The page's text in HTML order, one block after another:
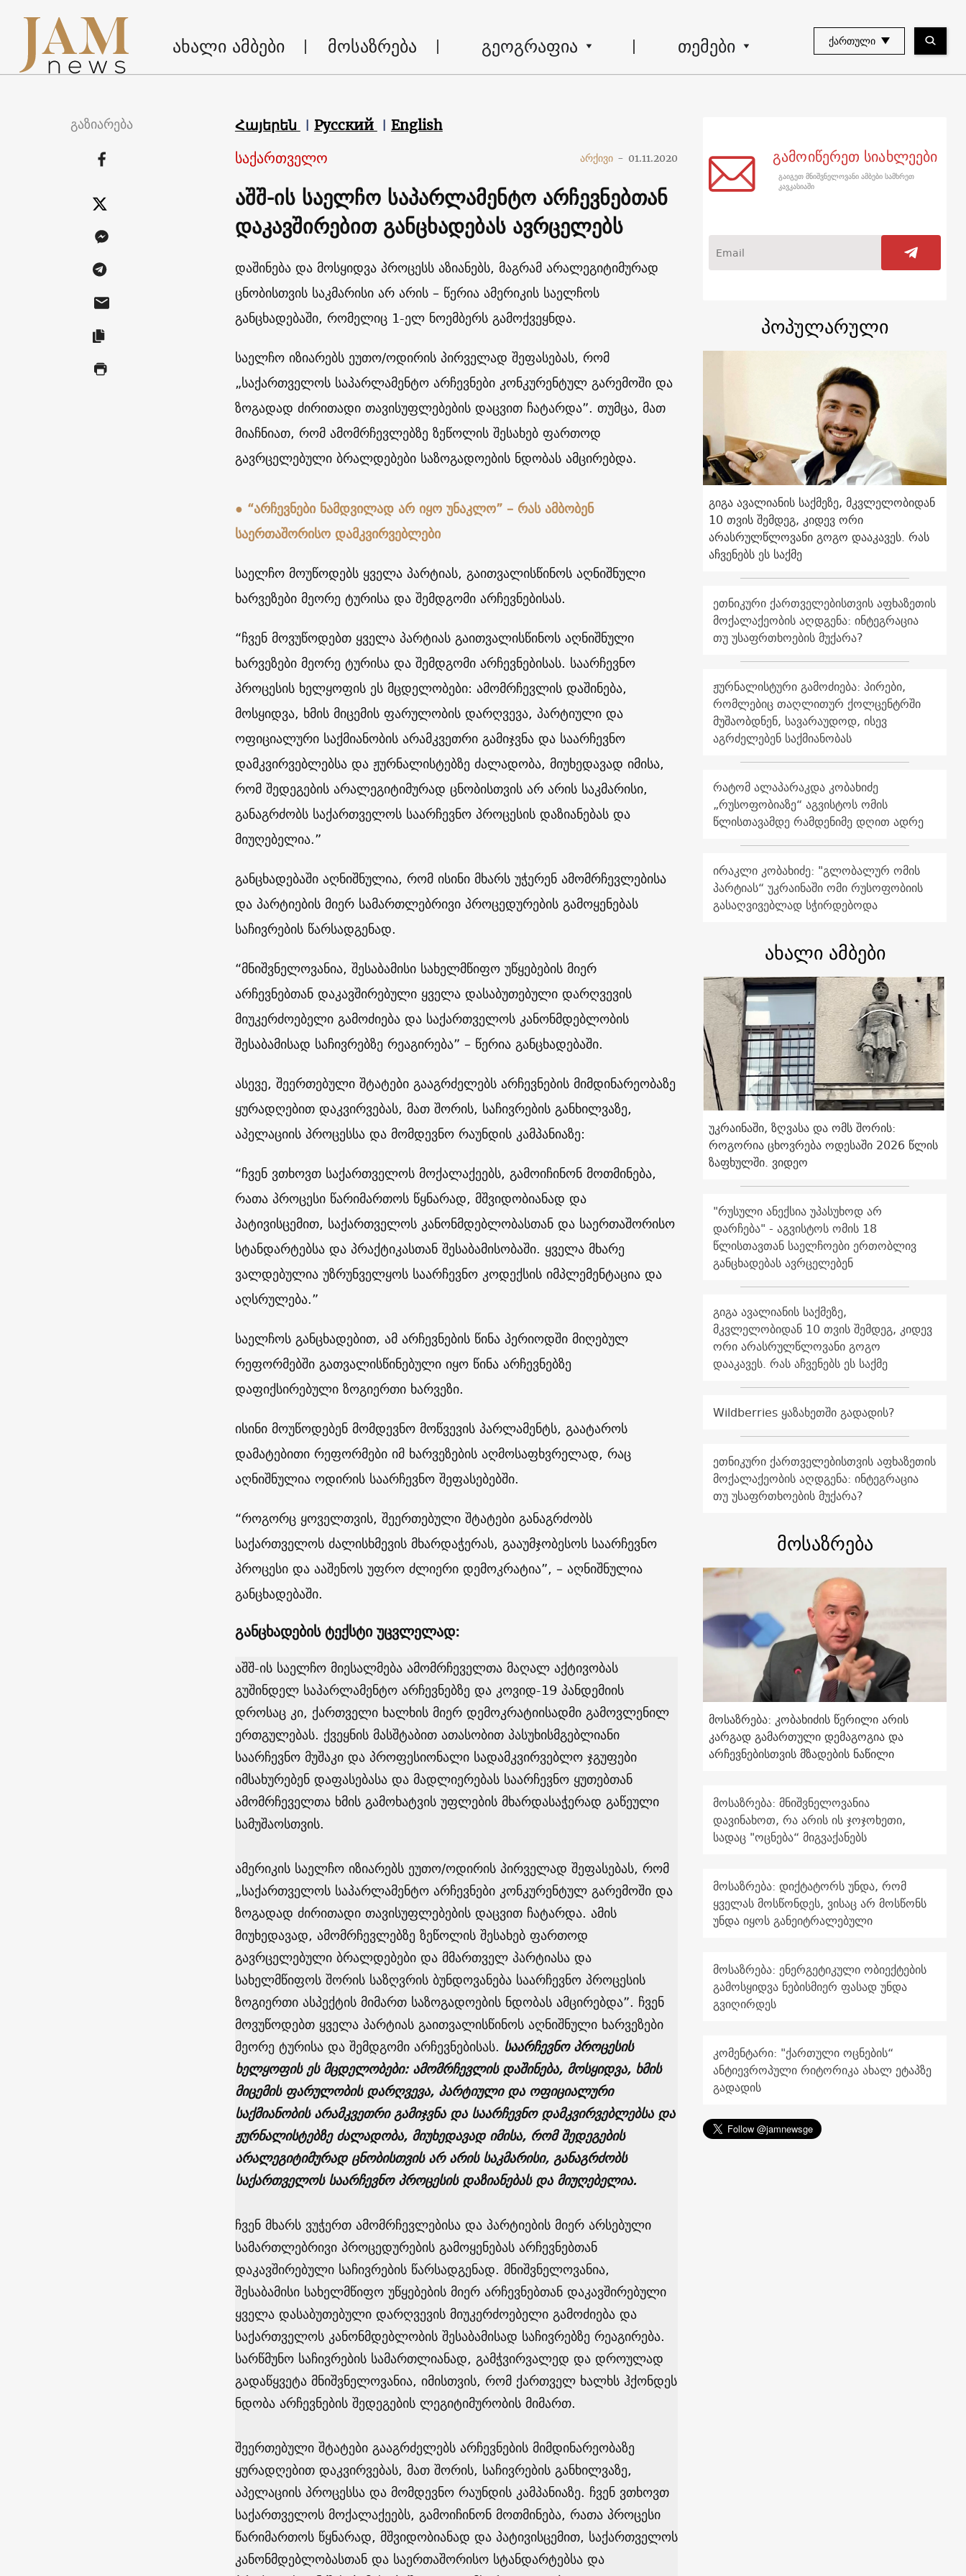
ახალი ამბები მოსაზრება გეოგრაფია თემები ᲥᲐᲠᲗᲣᲚᲘ
გაზიარება Հայերեն Русский English
საქართველო არქივი - 01.11.2020
აშშ-ის საელჩო საპარლამენტო არჩევნებთან
დაკავშირებით განცხადებას ავრცელებს
დაშინება და მოსყიდვა პროცესს აზიანებს, მაგრამ არალეგიტიმურად
ცნობისთვის საკმარისი არ არის – წერია ამერიკის საელჩოს
განცხადებაში, რომელიც 1-ელ ნოემბერს გამოქვეყნდა.
საელჩო იზიარებს ეუთო/ოდირის პირველად შეფასებას, რომ
„საქართველოს საპარლამენტო არჩევნები კონკურენტულ გარემოში და
ზოგადად ძირითადი თავისუფლებების დაცვით ჩატარდა”. თუმცა, მათ
მიაჩნიათ, რომ ამომრჩევლებზე ზეწოლის შესახებ ფართოდ
გავრცელებული ბრალდებები საზოგადოების ნდობას ამცირებდა.
● “არჩევნები ნამდვილად არ იყო უნაკლო” – რას ამბობენ
საერთაშორისო დამკვირვებლები
საელჩო მოუწოდებს ყველა პარტიას, გაითვალისწინოს აღნიშნული
ხარვეზები მეორე ტურისა და შემდგომი არჩევნებისას.
“ჩვენ მოვუწოდებთ ყველა პარტიას გაითვალისწინოს აღნიშნული
ხარვეზები მეორე ტურისა და შემდგომი არჩევნებისას. საარჩევნო
პროცესის ხელყოფის ეს მცდელობები: ამომრჩევლის დაშინება,
მოსყიდვა, ხმის მიცემის ფარულობის დარღვევა, პარტიული და
ოფიციალური საქმიანობის არამკვეთრი გამიჯვნა და საარჩევნო
დამკვირვებლებსა და ჟურნალისტებზე ძალადობა, მიუხედავად იმისა,
რომ შედეგების არალეგიტიმურად ცნობისთვის არ არის საკმარისი,
განაგრძობს საქართველოს საარჩევნო პროცესის დაზიანებას და
მიუღებელია.”
განცხადებაში აღნიშნულია, რომ ისინი მხარს უჭერენ ამომრჩევლებისა
და პარტიების მიერ სამართლებრივი პროცედურების გამოყენებას
საჩივრების წარსადგენად.
“მნიშვნელოვანია, შესაბამისი სახელმწიფო უწყებების მიერ
არჩევნებთან დაკავშირებული ყველა დასაბუთებული დარღვევის
მიუკერძოებელი გამოძიება და საქართველოს კანონმდებლობის
შესაბამისად საჩივრებზე რეაგირება” – წერია განცხადებაში.
ასევე, შეერთებული შტატები გააგრძელებს არჩევნების მიმდინარეობაზე
ყურადღებით დაკვირვებას, მათ შორის, საჩივრების განხილვაზე,
აპელაციის პროცესსა და მომდევნო რაუნდის კამპანიაზე:
“ჩვენ ვთხოვთ საქართველოს მოქალაქეებს, გამოიჩინონ მოთმინება,
რათა პროცესი წარიმართოს წყნარად, მშვიდობიანად და
პატივისცემით, საქართველოს კანონმდებლობასთან და საერთაშორისო
სტანდარტებსა და პრაქტიკასთან შესაბამისობაში. ყველა მხარე
ვალდებულია უზრუნველყოს საარჩევნო კოდექსის იმპლემენტაცია და
აღსრულება.”
საელჩოს განცხადებით, ამ არჩევნების წინა პერიოდში მიღებულ
რეფორმებში გათვალისწინებული იყო წინა არჩევნებზე
დაფიქსირებული ზოგიერთი ხარვეზი.
ისინი მოუწოდებენ მომდევნო მოწვევის პარლამენტს, გაატაროს
დამატებითი რეფორმები იმ ხარვეზების აღმოსაფხვრელად, რაც
აღნიშნულია ოდირის საარჩევნო შეფასებებში.
“როგორც ყოველთვის, შეერთებული შტატები განაგრძობს
საქართველოს ძალისხმევის მხარდაჭერას, გააუმჯობესოს საარჩევნო
პროცესი და ააშენოს უფრო ძლიერი დემოკრატია”, – აღნიშნულია
განცხადებაში.
განცხადების ტექსტი უცვლელად:
აშშ-ის საელჩო მიესალმება ამომრჩეველთა მაღალ აქტივობას
გუშინდელ საპარლამენტო არჩევნებზე და კოვიდ-19 პანდემიის
დროსაც კი, ქართველი ხალხის მიერ დემოკრატიისადმი გამოვლენილ
ერთგულებას. ქვეყნის მასშტაბით ათასობით პასუხისმგებლიანი
საარჩევნო მუშაკი და პროფესიონალი სადამკვირვებლო ჯგუფები
იმსახურებენ დაფასებასა და მადლიერებას საარჩევნო ყუთებთან
ამომრჩეველთა ხმის გამოხატვის უფლების მხარდასაჭერად გაწეული
სამუშაოსთვის.
ამერიკის საელჩო იზიარებს ეუთო/ოდირის პირველად შეფასებას, რომ
„საქართველოს საპარლამენტო არჩევნები კონკურენტულ გარემოში და
ზოგადად ძირითადი თავისუფლებების დაცვით ჩატარდა. ამის
მიუხედავად, ამომრჩევლებზე ზეწოლის შესახებ ფართოდ
გავრცელებული ბრალდებები და მმართველ პარტიასა და
სახელმწიფოს შორის საზღვრის ბუნდოვანება საარჩევნო პროცესის
ზოგიერთი ასპექტის მიმართ საზოგადოების ნდობას ამცირებდა”. ჩვენ
მოვუწოდებთ ყველა პარტიას გაითვალისწინოს აღნიშნული ხარვეზები
მეორე ტურისა და შემდგომი არჩევნებისას. საარჩევნო პროცესის
ხელყოფის ეს მცდელობები: ამომრჩევლის დაშინება, მოსყიდვა, ხმის
მიცემის ფარულობის დარღვევა, პარტიული და ოფიციალური
საქმიანობის არამკვეთრი გამიჯვნა და საარჩევნო დამკვირვებლებსა და
ჟურნალისტებზე ძალადობა, მიუხედავად იმისა, რომ შედეგების
არალეგიტიმურად ცნობისთვის არ არის საკმარისი, განაგრძობს
საქართველოს საარჩევნო პროცესის დაზიანებას და მიუღებელია.
ჩვენ მხარს ვუჭერთ ამომრჩევლებისა და პარტიების მიერ არსებული
სამართლებრივი პროცედურების გამოყენებას არჩევნებთან
დაკავშირებული საჩივრების წარსადგენად. მნიშვნელოვანია,
შესაბამისი სახელმწიფო უწყებების მიერ არჩევნებთან დაკავშირებული
ყველა დასაბუთებული დარღვევის მიუკერძოებელი გამოძიება და
საქართველოს კანონმდებლობის შესაბამისად საჩივრებზე რეაგირება.
სარწმუნო საჩივრების სამართლიანად, გამჭვირვალედ და დროულად
გადაწყვეტა მნიშვნელოვანია, იმისთვის, რომ ქართველ ხალხს ჰქონდეს
ნდობა არჩევნების შედეგების ლეგიტიმურობის მიმართ.
შეერთებული შტატები გააგრძელებს არჩევნების მიმდინარეობაზე
ყურადღებით დაკვირვებას, მათ შორის, საჩივრების განხილვაზე,
აპელაციის პროცესსა და მომდევნო რაუნდის კამპანიაზე. ჩვენ ვთხოვთ
საქართველოს მოქალაქეებს, გამოიჩინონ მოთმინება, რათა პროცესი
წარიმართოს წყნარად, მშვიდობიანად და პატივისცემით, საქართველოს
კანონმდებლობასთან და საერთაშორისო სტანდარტებსა და
გამოიწერეთ სიახლეები
გაიგეთ მნიშვნელოვანი ამბები სამხრეთ
კავკასიაში
პოპულარული
გიგა ავალიანის საქმეზე, მკვლელობიდან
10 თვის შემდეგ, კიდევ ორი
არასრულწლოვანი გოგო დააკავეს. რას
აჩვენებს ეს საქმე
ეთნიკური ქართველებისთვის აფხაზეთის
მოქალაქეობის აღდგენა: ინტეგრაცია
თუ უსაფრთხოების მუქარა?
ჟურნალისტური გამოძიება: პირები,
რომლებიც თაღლითურ ქოლცენტრში
მუშაობდნენ, სავარაუდოდ, ისევ
აგრძელებენ საქმიანობას
რატომ ალაპარაკდა კობახიძე
„რუსოფობიაზე“ აგვისტოს ომის
წლისთავამდე რამდენიმე დღით ადრე
ირაკლი კობახიძე: "გლობალურ ომის
პარტიას“ უკრაინაში ომი რუსოფობიის
გასაღვივებლად სჭირდებოდა
ახალი ამბები
უკრაინაში, ზღვასა და ომს შორის:
როგორია ცხოვრება ოდესაში 2026 წლის
ზაფხულში. ვიდეო
"რუსული ანექსია უპასუხოდ არ
დარჩება" - აგვისტოს ომის 18
წლისთავთან საელჩოები ერთობლივ
განცხადებას ავრცელებენ
გიგა ავალიანის საქმეზე,
მკვლელობიდან 10 თვის შემდეგ, კიდევ
ორი არასრულწლოვანი გოგო
დააკავეს. რას აჩვენებს ეს საქმე
Wildberries ყაზახეთში გადადის?
ეთნიკური ქართველებისთვის აფხაზეთის
მოქალაქეობის აღდგენა: ინტეგრაცია
თუ უსაფრთხოების მუქარა?
მოსაზრება
მოსაზრება: კობახიძის წერილი არის
კარგად გამართული დემაგოგია და
არჩევნებისთვის მზადების ნაწილი
მოსაზრება: მნიშვნელოვანია
დავინახოთ, რა არის ის ჯოჯოხეთი,
სადაც "ოცნება“ მიგვაქანებს
მოსაზრება: დიქტატორს უნდა, რომ
ყველას მოსწონდეს, ვისაც არ მოსწონს
უნდა იყოს განეიტრალებული
მოსაზრება: ენერგეტიკული ობიექტების
გამოსყიდვა ნებისმიერ ფასად უნდა
გვიღირდეს
კომენტარი: "ქართული ოცნების“
ანტიევროპული რიტორიკა ახალ ეტაპზე
გადადის